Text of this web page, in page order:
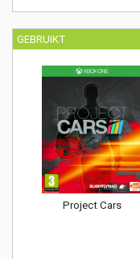
GEBRUIKT
Project Cars